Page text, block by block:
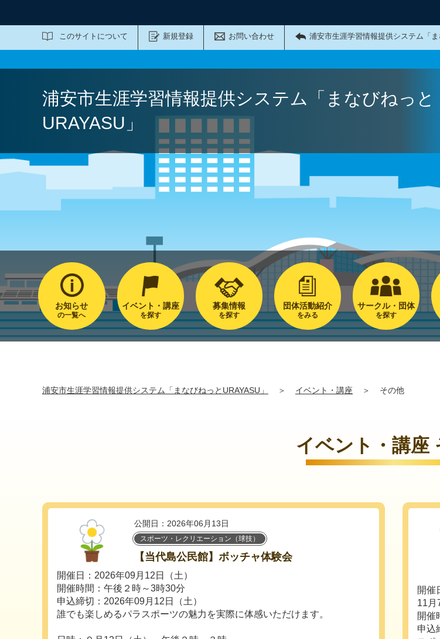
このサイトについて 新規登録 お問い合わせ 浦安市生涯学習情報提供システム「
サイト内検索
浦安市生涯学習情報提供システム「まなびねっと
URAYASU」
お知らせ
の一覧へ
イベント・講座
を探す
募集情報
を探す
団体活動紹介
をみる
サークル・団体
を探す
浦安市生涯学習情報提供システム「まなびねっとURAYASU」 ＞ イベント・講座 ＞ その他
イベント・講座
公開日：2026年06月13日
スポーツ・レクリエーション（球技）
【当代島公民館】ボッチャ体験会
開催日：2026年09月12日（土）
開催時間：午後２時～3時30分
申込締切：2026年09月12日（土）
誰でも楽しめるパラスポーツの魅力を実際に体感いただけます。
開催
11月
開催
申込